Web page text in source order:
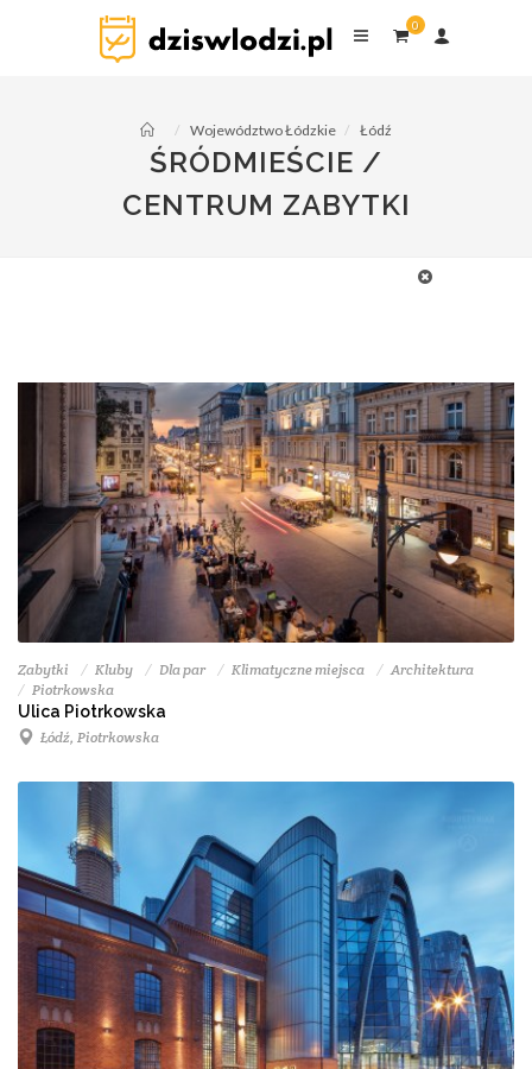
0
Województwo Łódzkie Łódź
ŚRÓDMIEŚCIE /
CENTRUM ZABYTKI
Muzea Kamienice
Zabytki Kluby Dla par Klimatyczne miejsca
Architektura
Piotrkowska
Ulica Piotrkowska
Łódź, Piotrkowska